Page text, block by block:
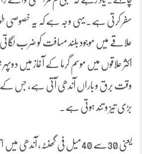
سفر کرتی ہے۔ یہی وجہ ہے کہ یہ خصوصی طور
علاقے میں موجود بلند مسافت کو ضرب
اکثر علاقوں میں موسم گرما کے آغاز میں
وقت برق و باراں آندھی آتی ہے، جس کے
بڑی تیز و تند ہوتی ہے۔
یعنی 30سے 40میل فی گھنٹہ،